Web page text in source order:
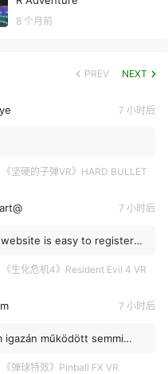
8 个月前
PREV NEXT
7 小时后
《坚硬的子弹VR》HARD BULLET
7 小时后
is easy to register
it?
《生化危机4》Resident Evil 4 VR
7 小时后
igazán működött semmi
《弹球特效》Pinball FX VR